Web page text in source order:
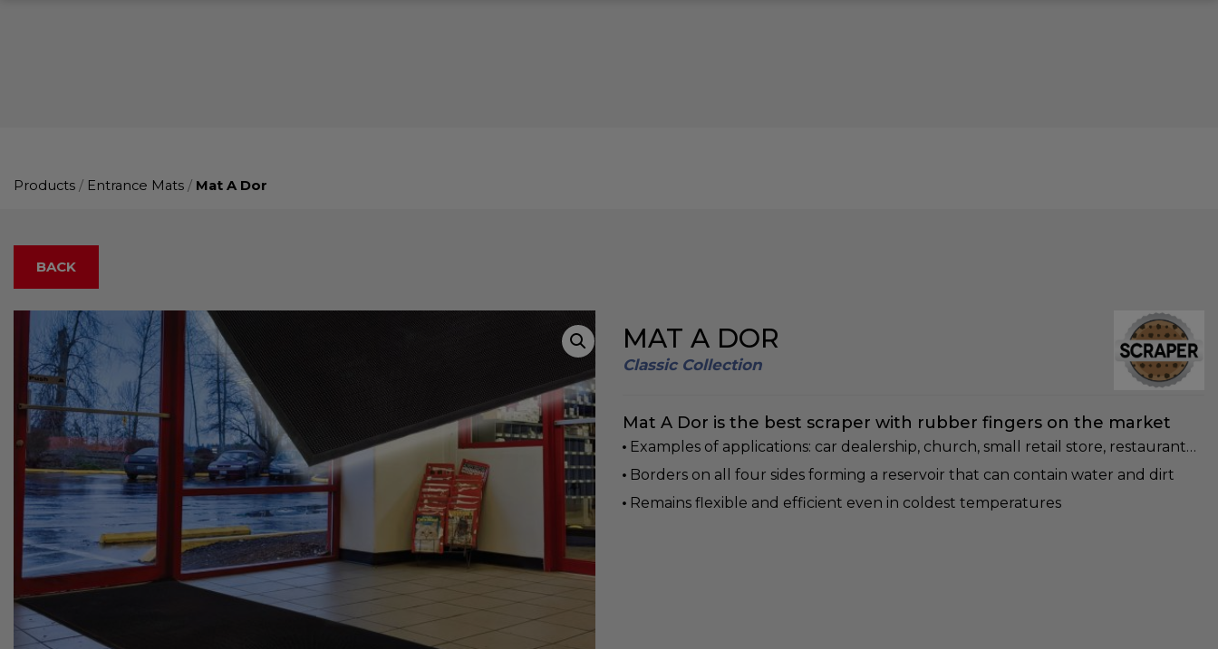
Products / Entrance Mats / Mat A Dor
BACK
MAT A DOR
Classic Collection
Mat A Dor is the best scraper with rubber fingers on the market
Examples of applications: car dealership, church, small retail store, restaurant…
Borders on all four sides forming a reservoir that can contain water and dirt
Remains flexible and efficient even in coldest temperatures